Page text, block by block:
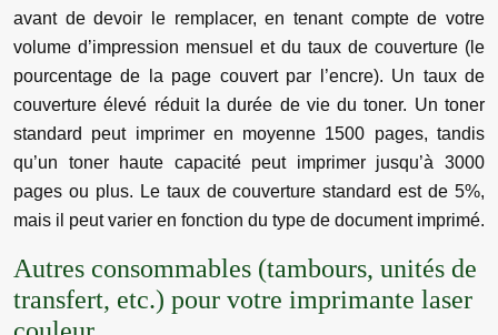
avant de devoir le remplacer, en tenant compte de votre
volume d’impression mensuel et du taux de couverture (le
pourcentage de la page couvert par l’encre). Un taux de
couverture élevé réduit la durée de vie du toner. Un toner
standard peut imprimer en moyenne 1500 pages, tandis
qu’un toner haute capacité peut imprimer jusqu’à 3000
pages ou plus. Le taux de couverture standard est de 5%,
mais il peut varier en fonction du type de document imprimé.
Autres consommables (tambours, unités de
transfert, etc.) pour votre imprimante laser